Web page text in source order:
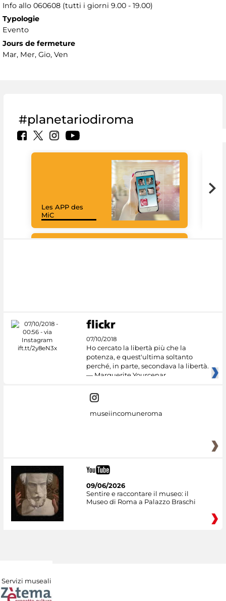
Info allo 060608 (tutti i giorni 9.00 - 19.00)
Typologie
Evento
Jours de fermeture
Mar, Mer, Gio, Ven
#planetariodiroma
Les APP des
MiC
07/10/2018
Ho cercato la libertà più che la
potenza, e quest'ultima soltanto
perché, in parte, secondava la libertà.
— Marguerite Yourcenar
museiincomuneroma
09/06/2026
Sentire e raccontare il museo: il
Museo di Roma a Palazzo Braschi
Servizi museali